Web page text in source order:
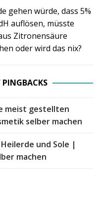
gehen würde, dass 5%
auflösen, müsste
Zitronensäure
oder wird das nix?
meist gestellten
selber machen
und Sole |
machen